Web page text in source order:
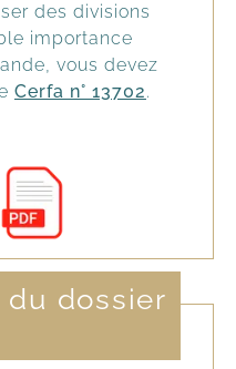
des divisions
importance
vous devez
Cerfa n° 13702.
dossier